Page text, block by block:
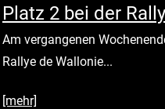
Platz 2 bei der
Am vergangenen
Rallye de Wallonie...
[mehr]